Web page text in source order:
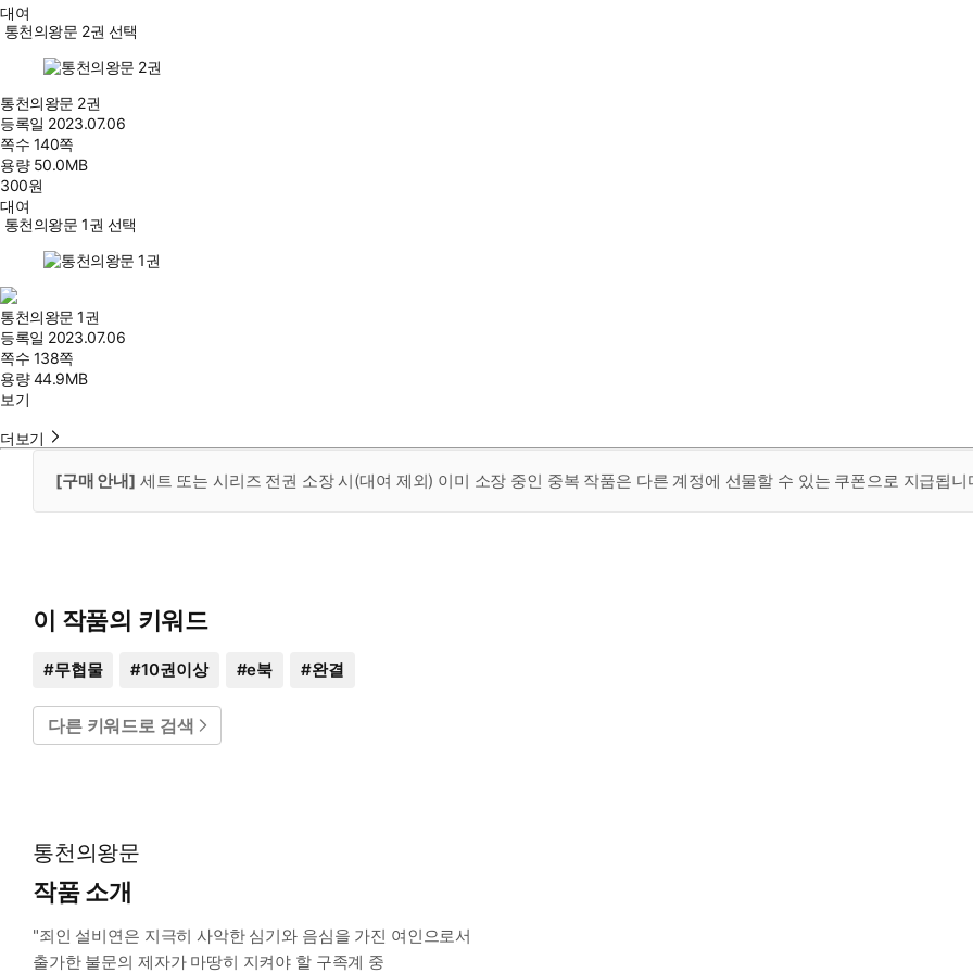
대여
통천의왕문 2권 선택
통천의왕문 2권
등록일 2023.07.06
쪽수 140쪽
용량 50.0MB
300원
대여
통천의왕문 1권 선택
통천의왕문 1권
등록일 2023.07.06
쪽수 138쪽
용량44.9MB
보기
더보기
[구매 안내] 세트 또는 시리즈 전권 소장 시(대여 제외) 이미 소장 중인 중복 작품은 다른 계정에 선물할 수 있는 쿠폰으로 지급됩니
이 작품의 키워드
#무협물 #10권이상 #e북 #완결
다른 키워드로 검색
통천의왕문
작품 소개
"죄인 설비연은 지극히 사악한 심기와 음심을 가진 여인으로서
출가한 불문의 제자가 마땅히 지켜야 할 구족계 중